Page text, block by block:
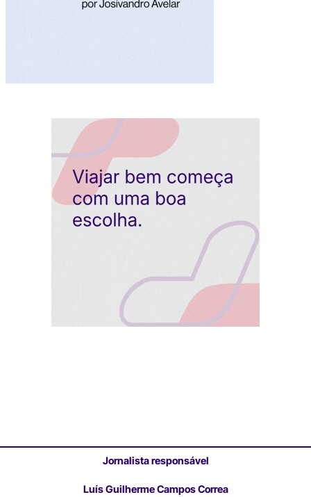
Jornalista responsável
Luís Guilherme Campos Correa